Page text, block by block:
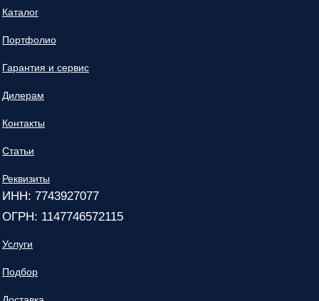
Каталог
Портфолио
Гарантия и сервис
Дилерам
Контакты
Статьи
Реквизиты
ИНН: 7743927077
ОГРН: 1147746572115
Услуги
Подбор